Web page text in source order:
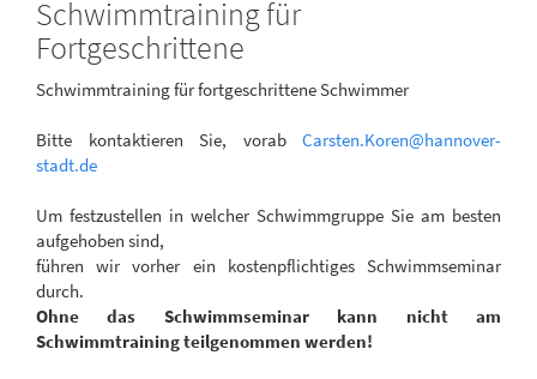
Schwimmtraining für
Fortgeschrittene
Schwimmtraining für fortgeschrittene Schwimmer
Bitte kontaktieren Sie, vorab Carsten.Koren@hannover-
stadt.de
Um festzustellen in welcher Schwimmgruppe Sie am besten
aufgehoben sind,
führen wir vorher ein kostenpflichtiges Schwimmseminar
durch.
Ohne das Schwimmseminar kann nicht am
Schwimmtraining teilgenommen werden!